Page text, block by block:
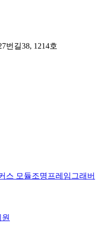
번길38, 1214호
스 모듈조명 프레임그래버